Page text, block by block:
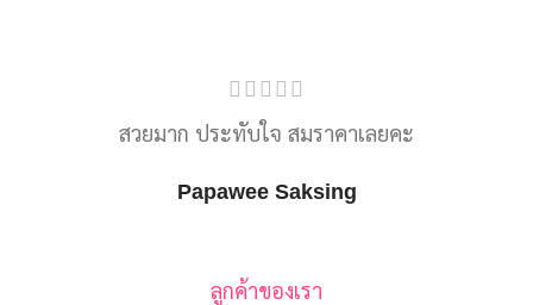
สวยมาก ประทับใจ สมราคาเลยคะ
Papawee Saksing
ลูกค้าของเรา